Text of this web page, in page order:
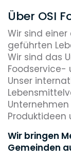
Über OSI
Wir sind
geführten
Wir sind das
Foodservice-
Unser
Produktideen
Wir bringen
Gemeinden